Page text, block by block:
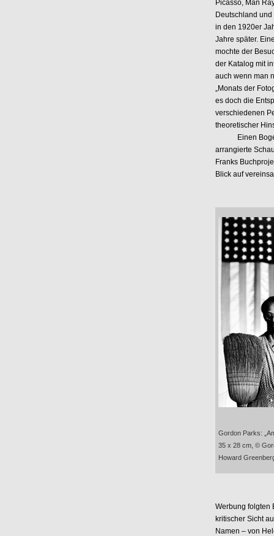
Picasso, Man
Deutschland
in den 1920er
Jahre später.
mochte der
der Katalog mit
auch wenn man
„Monats der
es doch die
verschiedenen
theoretischer
Einen Bogen
arrangierte
Franks
Blick auf
Gordon Parks:
35 x 28 cm, ©
Howard
Werbung folgten
kritischer Sicht
Namen – von